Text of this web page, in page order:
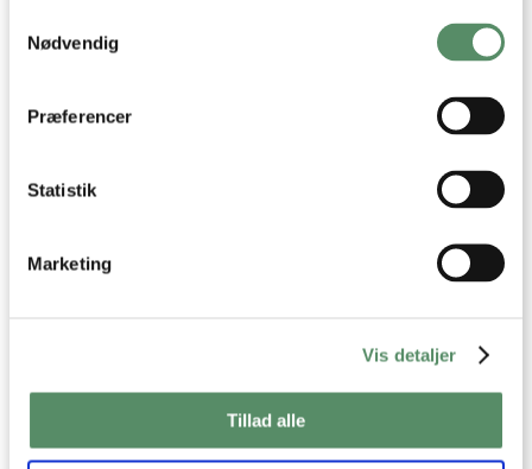
Indsamle præcise oplysninger om din placering,
der kan være nøjagtig inden for få meter
Identificere din enhed baseret på en scanning af
Nødvendig
Præferencer
Statistik
Marketing
Vis detaljer
Tillad alle
Ja, man kan lige så godt få det bedste ud af det,
hvis forkølelsen skulle ramme ;) Og nu tager